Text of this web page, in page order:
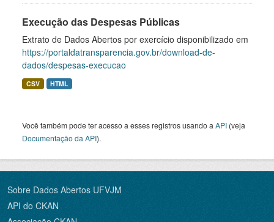
Execução das Despesas Públicas
Extrato de Dados Abertos por exercício disponibilizado em
https://portaldatransparencia.gov.br/download-de-
dados/despesas-execucao
CSV HTML
Você também pode ter acesso a esses registros usando a API (veja
Documentação da API).
Sobre Dados Abertos UFVJM
API do CKAN